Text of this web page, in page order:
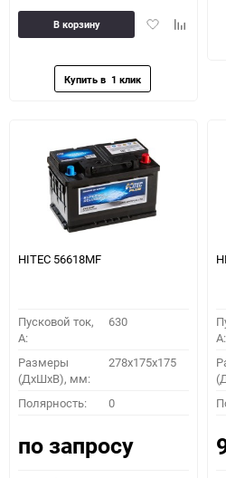
ДобавитьДобавить
В корзину
HITEC 56618MF
Пусковой ток,
A:
630
Размеры
(ДхШхВ), мм:
278x175x175
Полярность: 0
по запросу
A: